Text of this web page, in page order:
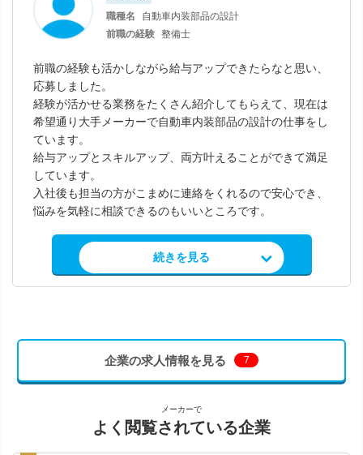
職種名
自動車内装部品の設計
前職の経験 整備士
前職の経験も活かしながら給与アップできたらなと思い、
応募しました。
経験が活かせる業務をたくさん紹介してもらえて、現在は
希望通り大手メーカーで自動車内装部品の設計の仕事をし
ています。
給与アップとスキルアップ、両方叶えることができて満足
しています。
入社後も担当の方がこまめに連絡をくれるので安心でき、
悩みを気軽に相談できるのもいいところです。
求人情報を見る
続きを見る
企業の求人情報を見る 7
メーカーで
よく閲覧されている企業